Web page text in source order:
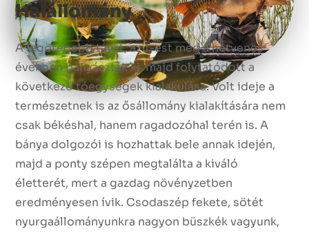
Halállomány
A legöregebb tavat, az 1-est még a hetvenes
években bányászták ki, majd folytatódott a
következő tóegységek kialakulása. Volt ideje a
természetnek is az ősállomány kialakítására nem
csak békéshal, hanem ragadozóhal terén is. A
bánya dolgozói is hozhattak bele annak idején,
majd a ponty szépen megtalálta a kiváló
életterét, mert a gazdag növényzetben
eredményesen ívik. Csodaszép fekete, sötét
nyurgaállományunkra nagyon büszkék vagyunk,